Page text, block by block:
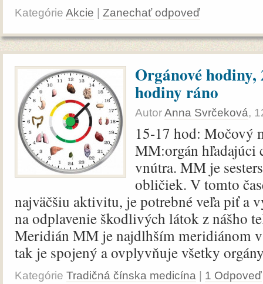
Kategórie Akcie Zanechať odpoveď
Orgánové hodiny,
hodiny ráno
AutorAnna Svrčeková,
15-17 hod: Močový
MM:orgán hľadajúci
vnútra. MM je
obličiek. V tomto
najväčšiu aktivitu, je potrebné veľa piť a
na odplavenie škodlivých látok z nášho
Meridián MM je najdlhším meridiánom v
tak je spojený a ovplyvňuje všetky
Kategórie Tradičná čínska medicína 1 Odpoveď